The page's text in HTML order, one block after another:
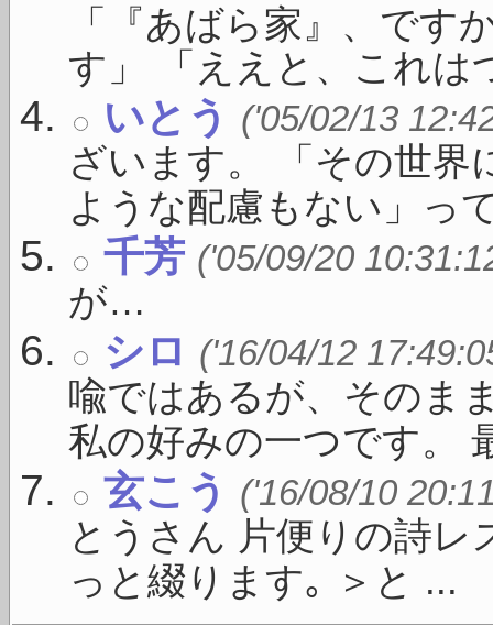
「『あばら家』、です
す」 「ええと、これは
いとう ('05/02/13
ざいます。 「その世界
ような配慮もない」っ
千芳 ('05/09/20
が…
シロ ('16/04/12
喩ではあるが、そのま
私の好みの一つです。
玄こう ('16/08/10
とうさん 片便りの詩
っと綴ります｡ ＞と ...